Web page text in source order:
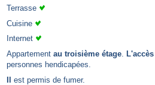
Terrasse
Cuisine
Internet
Appartement au troisième étage. L'accès
personnes hendicapées.
est permis de fumer.